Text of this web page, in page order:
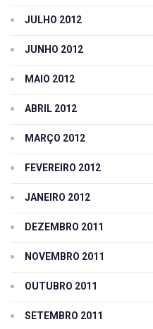
JULHO 2012
JUNHO 2012
MAIO 2012
ABRIL 2012
MARÇO 2012
FEVEREIRO 2012
JANEIRO 2012
DEZEMBRO 2011
NOVEMBRO 2011
OUTUBRO 2011
SETEMBRO 2011